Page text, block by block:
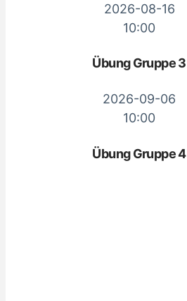
2026-08-16
10:00
Übung Gruppe 3
2026-09-06
10:00
Übung Gruppe 4